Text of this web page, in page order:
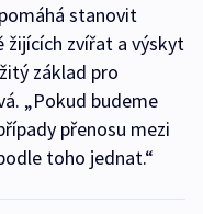
stanovit
žijících zvířat a výskyt
základ pro
„Pokud budeme
přenosu mezi
toho jednat.“